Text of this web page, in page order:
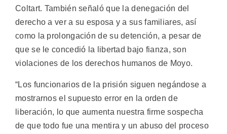
Coltart. También señaló que la denegación del
derecho a ver a su esposa y a sus familiares, así
como la prolongación de su detención, a pesar de
que se le concedió la libertad bajo fianza, son
violaciones de los derechos humanos de Moyo.
“Los funcionarios de la prisión siguen negándose a
mostrarnos el supuesto error en la orden de
liberación, lo que aumenta nuestra firme sospecha
de que todo fue una mentira y un abuso del proceso